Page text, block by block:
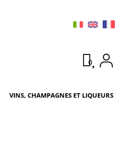
0
VINS, CHAMPAGNES ET LIQUEURS